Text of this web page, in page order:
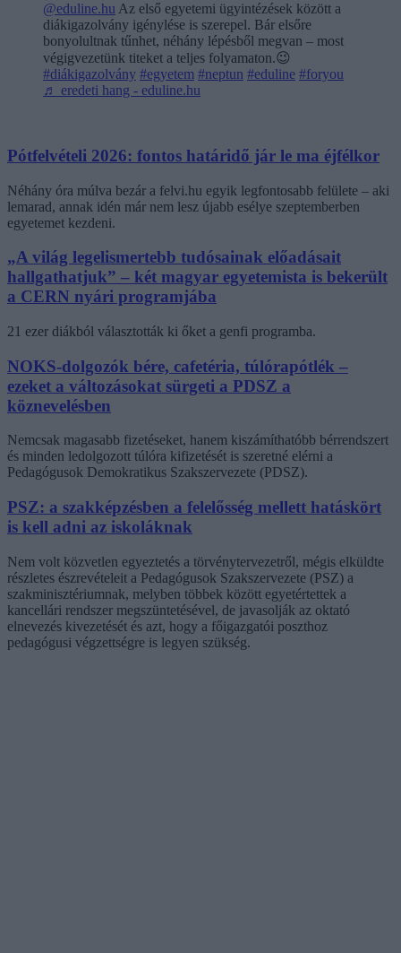
@eduline.hu Az első egyetemi ügyintézések között a
diákigazolvány igénylése is szerepel. Bár elsőre
bonyolultnak tűnhet, néhány lépésből megvan – most
végigvezetünk titeket a teljes folyamaton.😉
#diákigazolvány #egyetem #neptun #eduline #foryou
♬ eredeti hang - eduline.hu
Pótfelvételi 2026: fontos határidő jár le ma éjfélkor
Néhány óra múlva bezár a felvi.hu egyik legfontosabb felülete – aki
lemarad, annak idén már nem lesz újabb esélye szeptemberben
egyetemet kezdeni.
„A világ legelismertebb tudósainak előadásait
hallgathatjuk” – két magyar egyetemista is bekerült
a CERN nyári programjába
21 ezer diákból választották ki őket a genfi programba.
NOKS-dolgozók bére, cafetéria, túlórapótlék –
ezeket a változásokat sürgeti a PDSZ a
köznevelésben
Nemcsak magasabb fizetéseket, hanem kiszámíthatóbb bérrendszert
és minden ledolgozott túlóra kifizetését is szeretné elérni a
Pedagógusok Demokratikus Szakszervezete (PDSZ).
PSZ: a szakképzésben a felelősség mellett hatáskört
is kell adni az iskoláknak
Nem volt közvetlen egyeztetés a törvénytervezetről, mégis elküldte
részletes észrevételeit a Pedagógusok Szakszervezete (PSZ) a
szakminisztériumnak, melyben többek között egyetértettek a
kancellári rendszer megszüntetésével, de javasolják az oktató
elnevezés kivezetését és azt, hogy a főigazgatói poszthoz
pedagógusi végzettségre is legyen szükség.